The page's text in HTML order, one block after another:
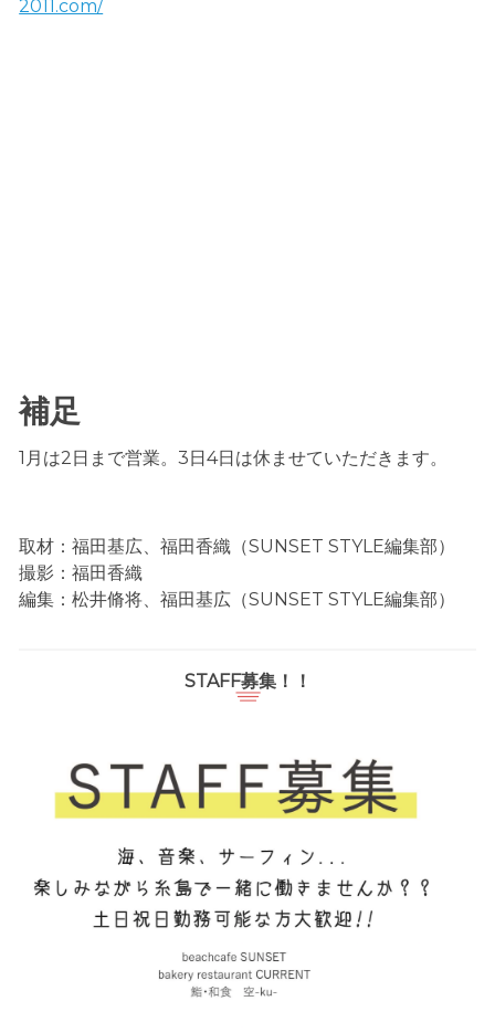
2011.com/
補足
1月は2日まで営業。3日4日は休ませていただきます。
取材：福田基広、福田香織（SUNSET STYLE編集部）
撮影：福田香織
編集：松井脩将、福田基広（SUNSET STYLE編集部）
STAFF募集！！